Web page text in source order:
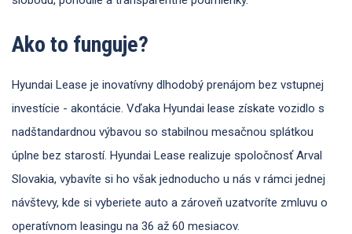
Ako to funguje?
Hyundai Lease je inovatívny dlhodobý prenájom bez vstupnej
investície - akontácie. Vďaka Hyundai lease získate vozidlo s
nadštandardnou výbavou so stabilnou mesačnou splátkou
úplne bez starostí. Hyundai Lease realizuje spoločnosť Arval
Slovakia, vybavíte si ho však jednoducho u nás v rámci jednej
návštevy, kde si vyberiete auto a zároveň uzatvoríte zmluvu o
operatívnom leasingu na 36 až 60 mesiacov.